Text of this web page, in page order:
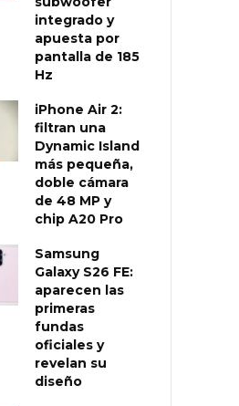
integrado y
apuesta por
pantalla de 185
Hz
iPhone Air 2:
filtran una
Dynamic Island
más pequeña,
doble cámara
de 48 MP y
chip A20 Pro
Samsung
Galaxy S26 FE:
aparecen las
primeras
fundas
oficiales y
revelan su
diseño